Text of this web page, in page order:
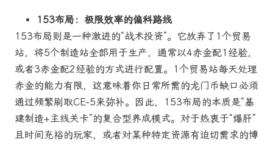
153布局：极限效率的偏科路线
153布局则是一种激进的“战术投资”。它放弃了1个贸易
站，将5个制造站全部用于生产，通常以4赤金配1经验，
或者3赤金配2经验的方式进行配置。1个贸易站每天处理
赤金的能力有限，这意味着你日常所需的龙门币缺口必须
通过频繁刷取CE-5来弥补。因此，153布局的本质是“基
建制造+主线关卡”的复合型养成模式。对于热衷于“爆肝”
且时间充裕的玩家，或者对某种特定资源有迫切需求的博